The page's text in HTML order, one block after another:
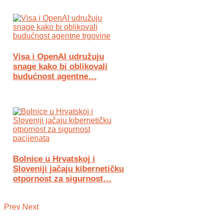
Visa i OpenAI udružuju
snage kako bi oblikovali
budućnost agentne…
Bolnice u Hrvatskoj i
Sloveniji jačaju kibernetičku
otpornost za sigurnost…
Prev Next